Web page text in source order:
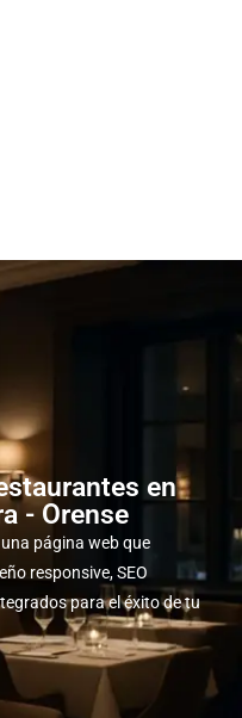
en
- Orense
página web que
responsive, SEO
para el éxito de tu